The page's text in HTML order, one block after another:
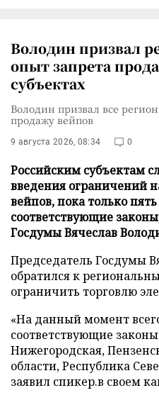
Володин призвал
опыт запрета
субъектах
Володин призвал все
продажу вейпов
9 августа 2026, 08:34 0
Российским субъектам
введения ограничений
вейпов, пока только
соответствующие
Госдумы Вячеслав
Председатель Госдумы
обратился к
ограничить торговлю
«На данный момент
соответствующие
Нижегородская,
области, Республика
заявил спикер.в своем